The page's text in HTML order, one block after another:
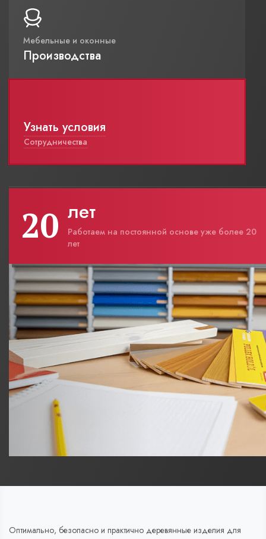
Мебельные и оконные
Производства
Узнать условия
Сотрудничества
20 лет
Работаем на постоянной основе уже более 20
лет
Оптимально, безопасно и практично деревянные изделия для